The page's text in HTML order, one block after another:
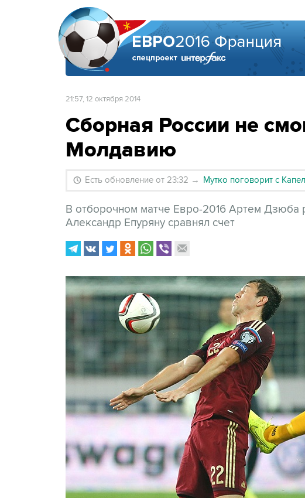
21:57, 12 октября 2014
Сборная России не
Молдавию
Есть обновление от 23:32 → Мутко поговорит с
В отборочном матче Евро-2016 Артем Дзюба
Александр Епуряну сравнял счет